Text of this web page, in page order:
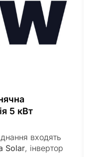
5 кВт
входять
Solar, інвертор